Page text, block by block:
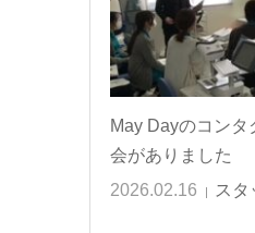
May Dayのコン
会がありました
2026.02.16
スタ